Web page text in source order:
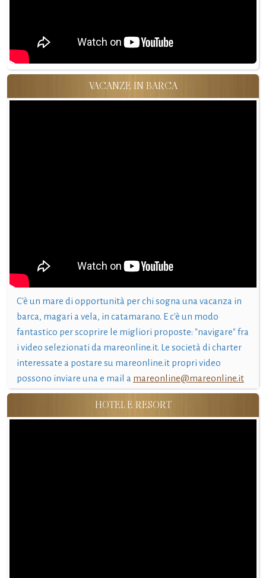
VACANZE IN BARCA
C'è un mare di opportunità per chi sogna una vacanza in
barca, magari a vela, in catamarano. E c'è un modo
fantastico per scoprire le migliori proposte: "navigare" fra
i video selezionati da mareonline.it. Le società di charter
interessate a postare su mareonline.it propri video
possono inviare una e mail a mareonline@mareonline.it
HOTEL E RESORT